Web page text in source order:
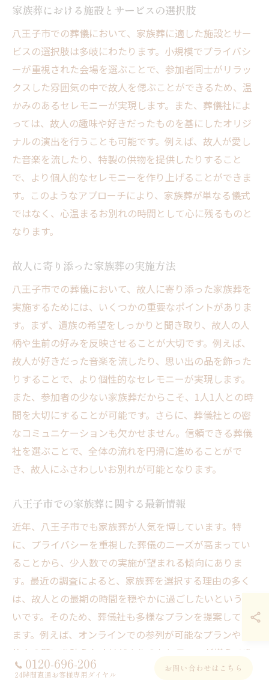
家族葬における施設とサービスの選択肢
八王子市での葬儀において、家族葬に適した施設とサー
ビスの選択肢は多岐にわたります。小規模でプライバシ
ーが重視された会場を選ぶことで、参加者同士がリラッ
クスした雰囲気の中で故人を偲ぶことができるため、温
かみのあるセレモニーが実現します。また、葬儀社によ
っては、故人の趣味や好きだったものを基にしたオリジ
ナルの演出を行うことも可能です。例えば、故人が愛し
た音楽を流したり、特製の供物を提供したりすること
で、より個人的なセレモニーを作り上げることができま
す。このようなアプローチにより、家族葬が単なる儀式
ではなく、心温まるお別れの時間として心に残るものと
なります。
故人に寄り添った家族葬の実施方法
八王子市での葬儀において、故人に寄り添った家族葬を
実施するためには、いくつかの重要なポイントがありま
す。まず、遺族の希望をしっかりと聞き取り、故人の人
柄や生前の好みを反映させることが大切です。例えば、
故人が好きだった音楽を流したり、思い出の品を飾った
りすることで、より個性的なセレモニーが実現します。
また、参加者の少ない家族葬だからこそ、1人1人との時
間を大切にすることが可能です。さらに、葬儀社との密
なコミュニケーションも欠かせません。信頼できる葬儀
社を選ぶことで、全体の流れを円滑に進めることがで
き、故人にふさわしいお別れが可能となります。
八王子市での家族葬に関する最新情報
近年、八王子市でも家族葬が人気を博しています。特
に、プライバシーを重視した葬儀のニーズが高まってい
ることから、少人数での実施が望まれる傾向にありま
す。最近の調査によると、家族葬を選択する理由の多く
は、故人との最期の時間を穏やかに過ごしたいという思
いです。そのため、葬儀社も多様なプランを提案してい
ます。例えば、オンラインでの参列が可能なプランや、
故人の願いを叶えたオリジナルのセレモニーが増えてき
ています。これにより、離れた家族も参加しやすく、心
0120-696-206
24時間直通お客様専用ダイヤル
お問い合わせはこちら